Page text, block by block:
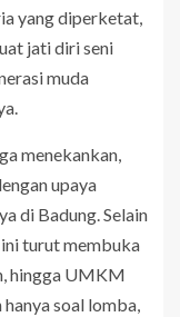
yang diperketat,
jati diri seni
muda
menekankan,
upaya
di Badung. Selain
turut membuka
hingga UMKM
soal lomba,